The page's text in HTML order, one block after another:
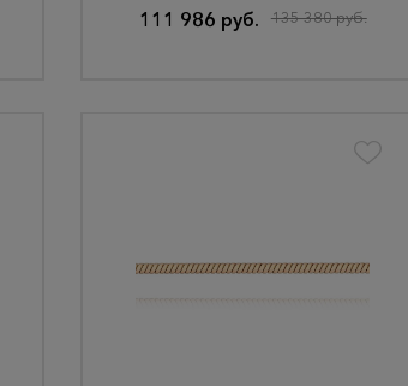
111 986 руб.
135 380 руб.